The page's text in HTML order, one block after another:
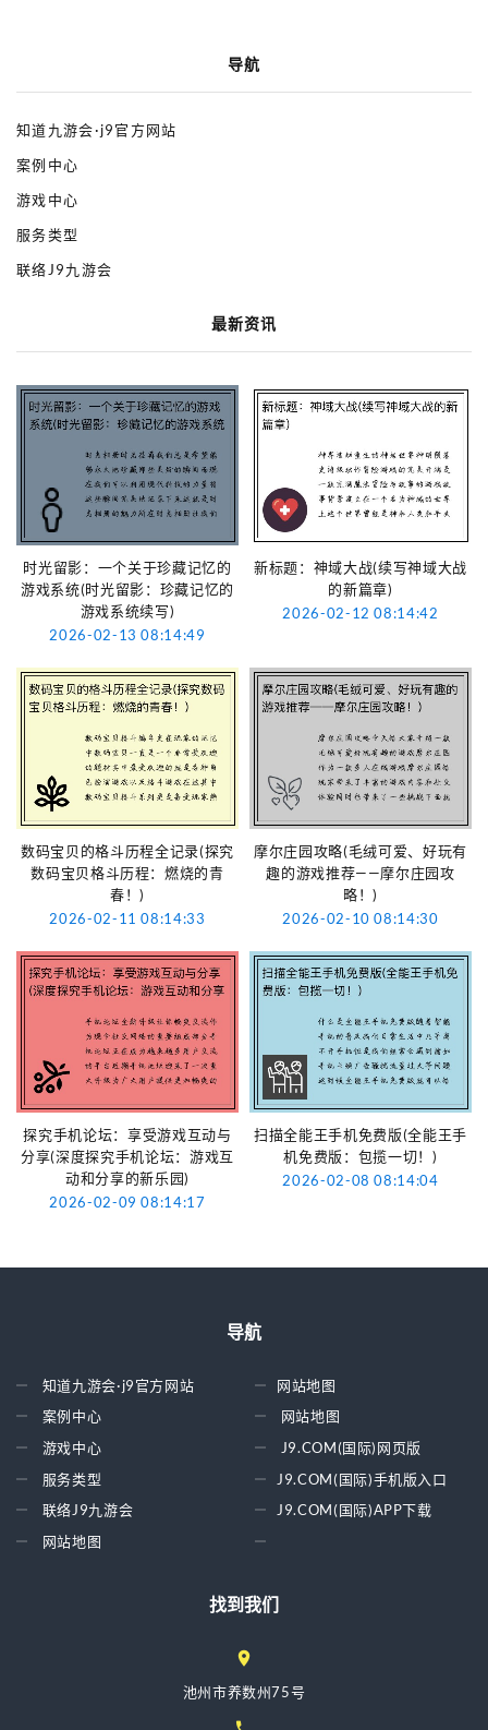
导航
知道九游会·j9官方网站
案例中心
游戏中心
服务类型
联络J9九游会
最新资讯
时光留影：一个关于珍藏记忆的
游戏系统(时光留影：珍藏记忆的
游戏系统续写)
2026-02-13 08:14:49
新标题：神域大战(续写神域大战
的新篇章)
2026-02-12 08:14:42
数码宝贝的格斗历程全记录(探究
数码宝贝格斗历程：燃烧的青
春！)
2026-02-11 08:14:33
摩尔庄园攻略(毛绒可爱、好玩有
趣的游戏推荐——摩尔庄园攻
略！)
2026-02-10 08:14:30
探究手机论坛：享受游戏互动与
分享(深度探究手机论坛：游戏互
动和分享的新乐园)
2026-02-09 08:14:17
扫描全能王手机免费版(全能王手
机免费版：包揽一切！)
2026-02-08 08:14:04
导航
知道九游会·j9官方网站
案例中心
游戏中心
服务类型
联络J9九游会
网站地图
网站地图
网站地图
J9.COM(国际)网页版
J9.COM(国际)手机版入口
J9.COM(国际)APP下载
找到我们
池州市养数州75号